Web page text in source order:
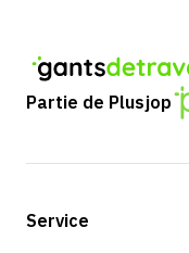
Partie de Plusjop
Service